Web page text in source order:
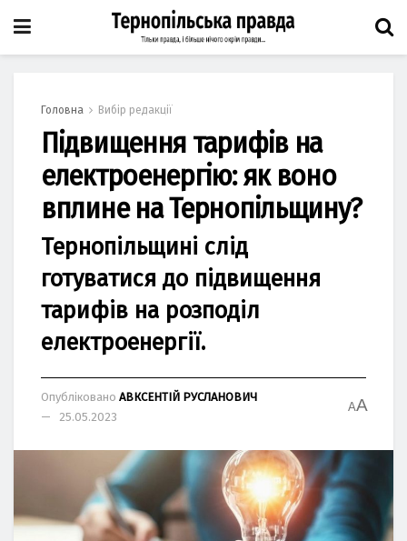
Головна Вибір редакції
Підвищення тарифів на
електроенергію: як воно
вплине на Тернопільщину?
Тернопільщині слід
готуватися до підвищення
тарифів на розподіл
електроенергії.
Опубліковано АВКСЕНТІЙ РУСЛАНОВИЧ
25.05.2023
AA